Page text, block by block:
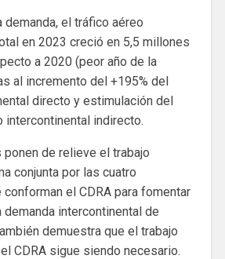
demanda, el tráfico aéreo
en 2023 creció en 5,5 millones
a 2020 (peor año de la
al incremento del +195% del
directo y estimulación del
intercontinental indirecto.
de relieve el trabajo
conjunta por las cuatro
el CDRA para fomentar
intercontinental de
demuestra que el trabajo
CDRA sigue siendo necesario.